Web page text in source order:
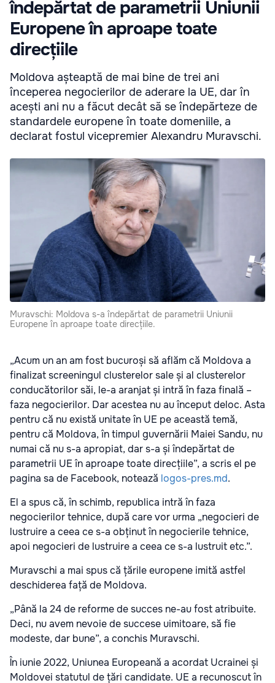
îndepărtat de parametrii Uniunii
Europene în aproape toate
direcțiile
Moldova așteaptă de mai bine de trei ani
începerea negocierilor de aderare la UE, dar în
acești ani nu a făcut decât să se îndepărteze de
standardele europene în toate domeniile, a
declarat fostul vicepremier Alexandru Muravschi.
Muravschi: Moldova s-a îndepărtat de parametrii Uniunii
Europene în aproape toate direcțiile.
„Acum un an am fost bucuroși să aflăm că Moldova a
finalizat screeningul clusterelor sale și al clusterelor
conducătorilor săi, le-a aranjat și intră în faza finală –
faza negocierilor. Dar acestea nu au început deloc. Asta
pentru că nu există unitate în UE pe această temă,
pentru că Moldova, în timpul guvernării Maiei Sandu, nu
numai că nu s-a apropiat, dar s-a și îndepărtat de
parametrii UE în aproape toate direcțiile”, a scris el pe
pagina sa de Facebook, notează logos-pres.md.
El a spus că, în schimb, republica intră în faza
negocierilor tehnice, după care vor urma „negocieri de
lustruire a ceea ce s-a obținut în negocierile tehnice,
apoi negocieri de lustruire a ceea ce s-a lustruit etc.”.
Muravschi a mai spus că țările europene imită astfel
deschiderea față de Moldova.
„Până la 24 de reforme de succes ne-au fost atribuite.
Deci, nu avem nevoie de succese uimitoare, să fie
modeste, dar bune”, a conchis Muravschi.
În iunie 2022, Uniunea Europeană a acordat Ucrainei și
Moldovei statutul de țări candidate. UE a recunoscut în